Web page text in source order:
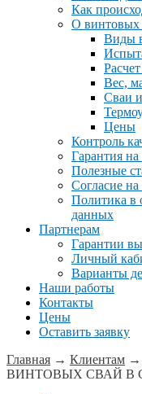
Как
О винтовых
Виды
Вес,
Сваи
Цены
Контроль
Гарантия
Полезные
Согласие
Политика в
данных
Партнерам
Гарантии
Личный
Варианты
Наши работы
Контакты
Цены
Оставить заявку
Главная → Клиентам →
ВИНТОВЫХ СВАЙ В